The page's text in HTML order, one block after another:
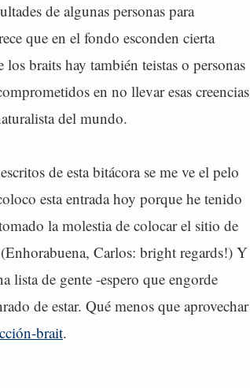
de algunas personas para
que en el fondo esconden cierta
braits hay también teistas o personas
en no llevar esas creencias
del mundo.
de esta bitácora se me ve el pelo
esta entrada hoy porque he tenido
la molestia de colocar el sitio de
Carlos: bright regards!) Y
lista de gente -espero que engorde
de estar. Qué menos que aprovechar
brait.